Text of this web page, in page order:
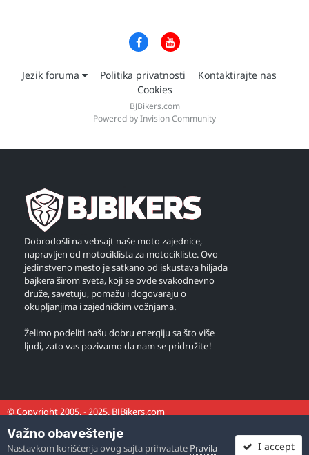
Jezik foruma Politika privatnosti
Kontaktirajte nas
Cookies
BJBikers.com
Powered by Invision Community
Dobrodošli na vebsajt naše moto zajednice,
napravljen od motociklista za motocikliste. Ovo
jedinstveno mesto je satkano od iskustava hiljada
bajkera širom sveta, koji se ovde svakodnevno
druže, savetuju, pomažu i dogovaraju o
okupljanjima i zajedničkim vožnjama.
Želimo podeliti našu dobru energiju sa što više
ljudi, zato vas pozivamo da nam se pridružite!
© Copyright 2005. - 2025. BJBikers.com
Važno obaveštenje
Nastavkom korišćenja ovog sajta prihvatate Pravila I accept